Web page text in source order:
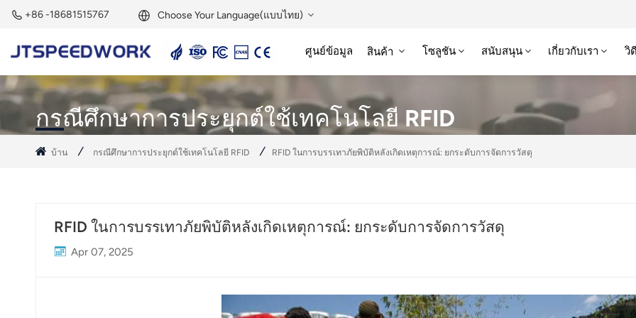
+86 -18681515767 Choose Your Language(แบบไทย)
English
Français
Deutsch
Español
Nederland
ศูนย์ข้อมูล สินค้า โซลูชัน สนับสนุน เกี่ยวกับเรา วิ
กรณีศึกษาการประยุกต์ใช้เทคโนโลยี RFID
บ้าน กรณีศึกษาการประยุกต์ใช้เทคโนโลยี RFID RFID ในการบรรเทาภัยพิบัติหลังเกิดเหตุการณ์: ยกระดับการจัดการวัสดุ
RFID ในการบรรเทาภัยพิบัติหลังเกิดเหตุการณ์: ยกระดับการจัดการวัสดุ
Apr 07, 2025